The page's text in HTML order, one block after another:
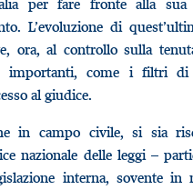
per fare fronte alla sua
L’evoluzione di
ora, al controllo sulla
importanti, come i filtri di
al giudice.
in campo civile, si sia
nazionale delle leggi –
interna, sovente in